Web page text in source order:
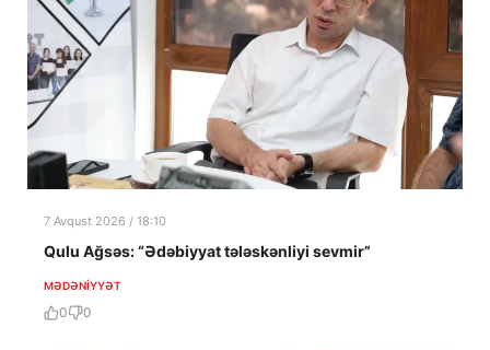
7 Avqust 2026 / 18:10
Qulu Ağsəs: “Ədəbiyyat tələskənliyi sevmir”
MƏDƏNIYYƏT
0 0